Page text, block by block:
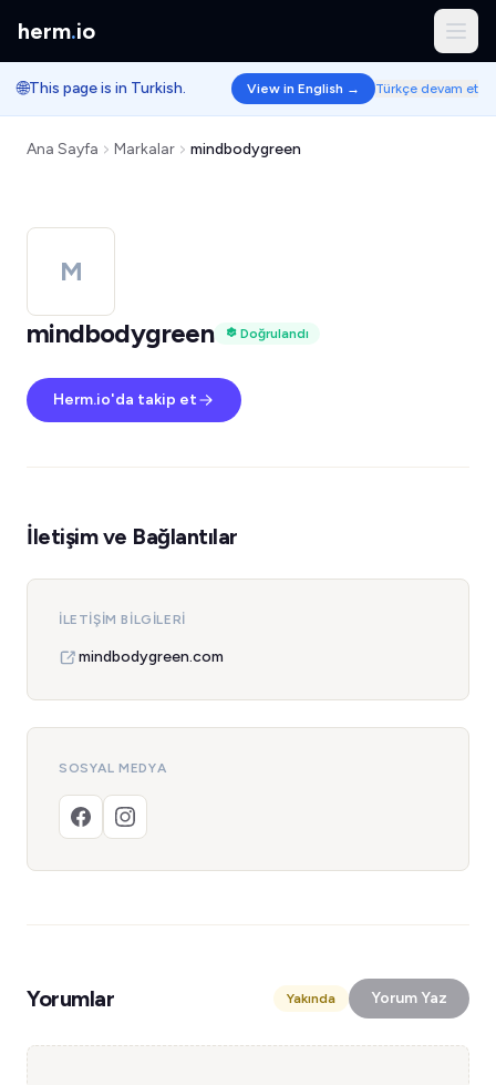
herm.io
🌐This page is in Turkish. View in English → Türkçe devam et
Ana Sayfa Markalar mindbodygreen
M
mindbodygreen
Doğrulandı
Herm.io'da takip et
İletişim ve Bağlantılar
İLETIŞIM BILGILERI
mindbodygreen.com
SOSYAL MEDYA
Yorumlar Yakında Yorum Yaz